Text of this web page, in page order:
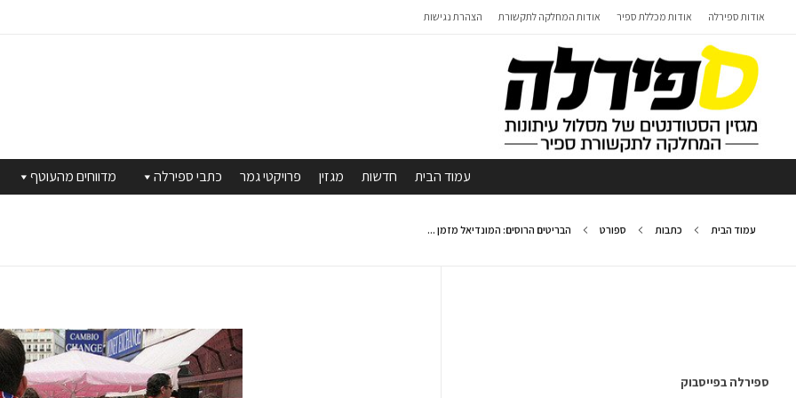
אודות ספירלה אודות מכללת ספיר אודות המחלקה לתקשורת הצהרת נגישות
עמוד הבית חדשות מגזין פרויקטי גמר כתבי ספירלה מדווחים מהעוטף
עמוד הבית כתבות ספורט הבריטים הרוסים: המונדיאל מזמן ...
ספירלה בפייסבוק